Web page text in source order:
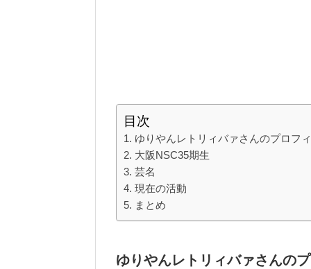
目次
ゆりやんレトリィバァさんのプロフ
大阪NSC35期生
芸名
現在の活動
まとめ
ゆりやんレトリィバァさんの